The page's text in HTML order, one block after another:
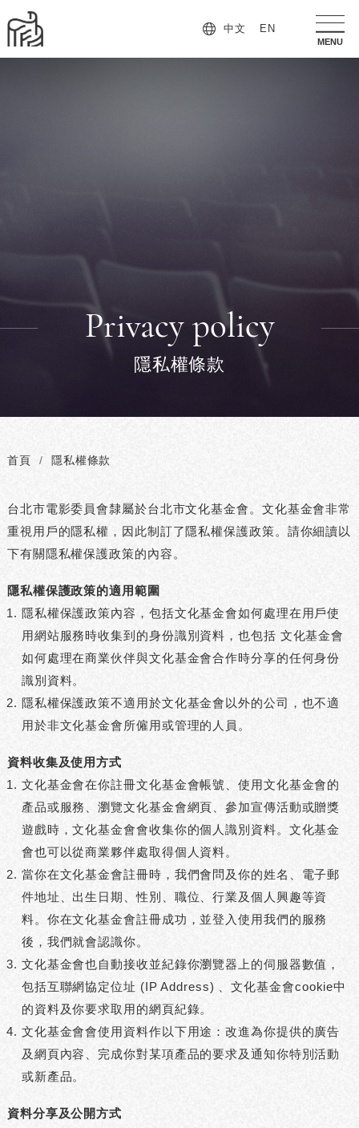
中文 EN
MENU
手
Privacy policy
隱私權條款
首頁 隱私權條款
台北市電影委員會隸屬於台北市文化基金會。文化基金會非常
重視用戶的隱私權，因此制訂了隱私權保護政策。請你細讀以
下有關隱私權保護政策的內容。
隱私權保護政策的適用範圍
隱私權保護政策內容，包括文化基金會如何處理在用戶使
用網站服務時收集到的身份識別資料，也包括 文化基金會
如何處理在商業伙伴與文化基金會合作時分享的任何身份
識別資料。
隱私權保護政策不適用於文化基金會以外的公司，也不適
用於非文化基金會所僱用或管理的人員。
資料收集及使用方式
文化基金會在你註冊文化基金會帳號、使用文化基金會的
產品或服務、瀏覽文化基金會網頁、參加宣傳活動或贈獎
遊戲時，文化基金會會收集你的個人識別資料。文化基金
會也可以從商業夥伴處取得個人資料。
當你在文化基金會註冊時，我們會問及你的姓名、電子郵
件地址、出生日期、性別、職位、行業及個人興趣等資
料。你在文化基金會註冊成功，並登入使用我們的服務
後，我們就會認識你。
文化基金會也自動接收並紀錄你瀏覽器上的伺服器數值，
包括互聯網協定位址 (IP Address) 、文化基金會cookie中
的資料及你要求取用的網頁紀錄。
文化基金會會使用資料作以下用途：改進為你提供的廣告
及網頁內容、完成你對某項產品的要求及通知你特別活動
或新產品。
資料分享及公開方式